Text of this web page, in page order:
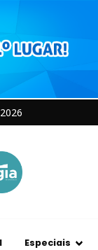
Especiais